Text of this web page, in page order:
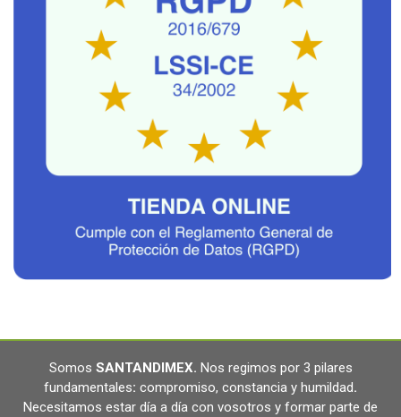
Somos SANTANDIMEX. Nos regimos por 3 pilares
fundamentales: compromiso, constancia y humildad.
Necesitamos estar día a día con vosotros y formar parte de